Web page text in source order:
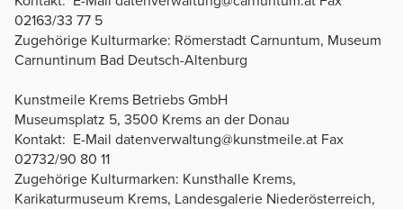
02163/33 77 5
Zugehörige Kulturmarke: Römerstadt Carnuntum, Museum
Carnuntinum Bad Deutsch-Altenburg
Kunstmeile Krems Betriebs GmbH
Museumsplatz 5, 3500 Krems an der Donau
Kontakt: E-Mail datenverwaltung@kunstmeile.at Fax
02732/90 80 11
Zugehörige Kulturmarken: Kunsthalle Krems,
Karikaturmuseum Krems, Landesgalerie Niederösterreich,